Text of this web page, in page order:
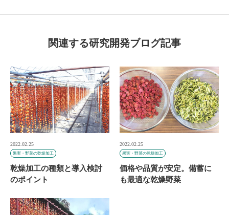
関連する研究開発ブログ記事
2022.02.25
果実・野菜の乾燥加工
乾燥加工の種類と導入検討
のポイント
2022.02.25
果実・野菜の乾燥加工
価格や品質が安定。備蓄に
も最適な乾燥野菜